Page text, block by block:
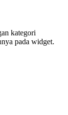
kategori
pada widget.